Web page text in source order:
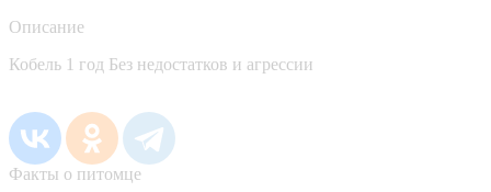
Описание
Кобель 1 год Без недостатков и агрессии
Факты о питомце